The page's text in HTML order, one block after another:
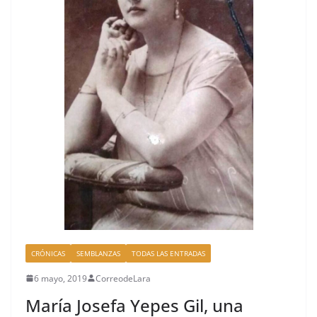
CRÓNICAS SEMBLANZAS TODAS LAS ENTRADAS
6 mayo, 2019 CorreodeLara
María Josefa Yepes Gil, una